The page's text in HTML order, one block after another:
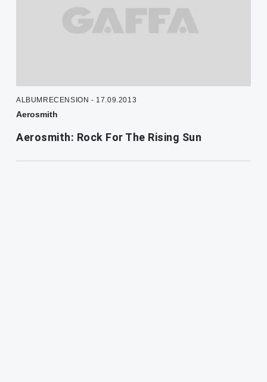
ALBUMRECENSION - 17.09.2013
Aerosmith
Aerosmith: Rock For The Rising Sun